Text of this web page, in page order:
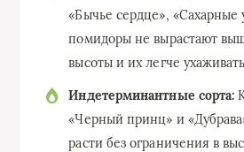
«Бычье сердце», «Сахарные
помидоры не вырастают
высоты и их легче
Индетерминантные сорта:
«Черный принц» и
расти без ограничения в